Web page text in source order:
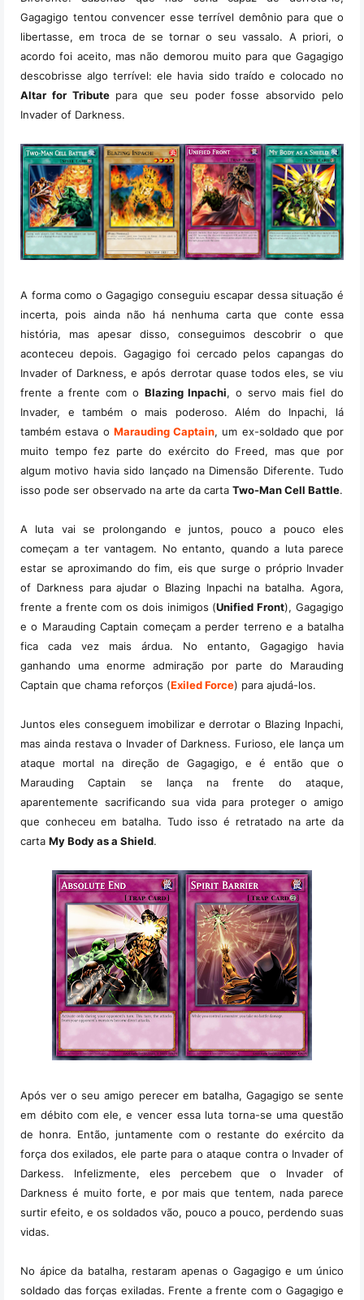
Gagagigo tentou convencer esse terrível demônio para que o
libertasse, em troca de se tornar o seu vassalo. A priori, o
acordo foi aceito, mas não demorou muito para que Gagagigo
descobrisse algo terrível: ele havia sido traído e colocado no
Altar for Tributepara que seu poder fosse absorvido pelo
Invader of Darkness.
A forma como o Gagagigo conseguiu escapar dessa situação é
incerta, pois ainda não há nenhuma carta que conte essa
história, mas apesar disso, conseguimos descobrir o que
aconteceu depois. Gagagigo foi cercado pelos capangas do
Invader of Darkness, e após derrotar quase todos eles, se viu
frente a frente com o Blazing Inpachi, o servo mais fiel do
Invader, e também o mais poderoso. Além do Inpachi, lá
também estava o Marauding Captain, um ex-soldado que por
muito tempo fez parte do exército do Freed, mas que por
algum motivo havia sido lançado na Dimensão Diferente. Tudo
isso pode ser observado na arte da carta Two-Man Cell Battle.
A luta vai se prolongando e juntos, pouco a pouco eles
começam a ter vantagem. No entanto, quando a luta parece
estar se aproximando do fim, eis que surge o próprio Invader
of Darkness para ajudar o Blazing Inpachi na batalha. Agora,
frente a frente com os dois inimigos (Unified Front), Gagagigo
e o Marauding Captain começam a perder terreno e a batalha
fica cada vez mais árdua. No entanto, Gagagigo havia
ganhando uma enorme admiração por parte do Marauding
Captain que chama reforços (Exiled Force) para ajudá-los.
Juntos eles conseguem imobilizar e derrotar o Blazing Inpachi,
mas ainda restava o Invader of Darkness. Furioso, ele lança um
ataque mortal na direção de Gagagigo, e é então que o
Marauding Captain se lança na frente do ataque,
aparentemente sacrificando sua vida para proteger o amigo
que conheceu em batalha. Tudo isso é retratado na arte da
carta My Body as a Shield.
Após ver o seu amigo perecer em batalha, Gagagigo se sente
em débito com ele, e vencer essa luta torna-se uma questão
de honra. Então, juntamente com o restante do exército da
força dos exilados, ele parte para o ataque contra o Invader of
Darkess. Infelizmente, eles percebem que o Invader of
Darkness é muito forte, e por mais que tentem, nada parece
surtir efeito, e os soldados vão, pouco a pouco, perdendo suas
vidas.
No ápice da batalha, restaram apenas o Gagagigo e um único
soldado das forças exiladas. Frente a frente com o Gagagigo e